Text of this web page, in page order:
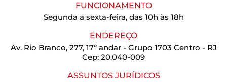
FUNCIONAMENTO
Segunda a sexta-feira, das 10h às 18h
ENDEREÇO
Av. Rio Branco, 277, 17º andar - Grupo 1703 Centro - RJ
Cep: 20.040-009
ASSUNTOS JURÍDICOS